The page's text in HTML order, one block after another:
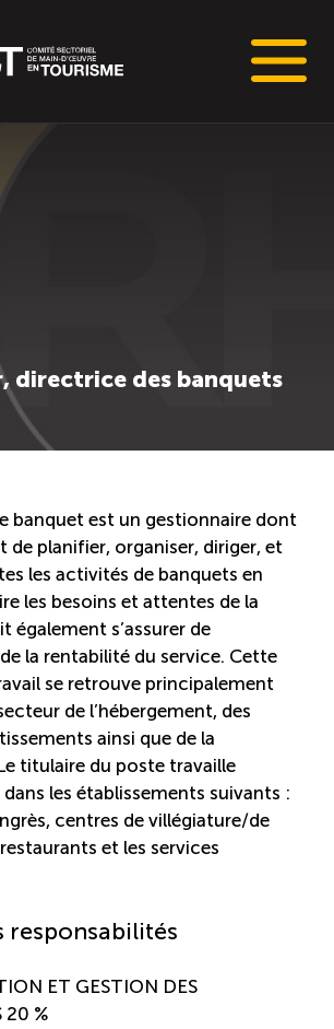
stratégiques
sur le marché du travail (IMT)
en tourisme
emplois
fonction
d’emploi en ligne
et subventions
travailleurs étrangers
directrice des banquets
banquet est un gestionnaire dont
de planifier, organiser, diriger, et
les activités de banquets en
les besoins et attentes de la
également s’assurer de
la rentabilité du service. Cette
se retrouve principalement
de l’hébergement, des
ainsi que de la
titulaire du poste travaille
les établissements suivants :
centres de villégiature/de
et les services
responsabilités
ET GESTION DES
20 %